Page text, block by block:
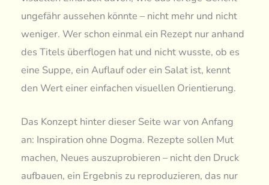
ungefähr aussehen könnte – nicht mehr und nicht
weniger. Wer schon einmal ein Rezept nur anhand
des Titels überflogen hat und nicht wusste, ob es
eine Suppe, ein Auflauf oder ein Salat ist, kennt
den Wert einer einfachen visuellen Orientierung.
Das Konzept hinter dieser Seite war von Anfang
an: Inspiration ohne Dogma. Rezepte sollen Mut
machen, Neues auszuprobieren – nicht den Druck
aufbauen, ein Ergebnis zu reproduzieren, das nur